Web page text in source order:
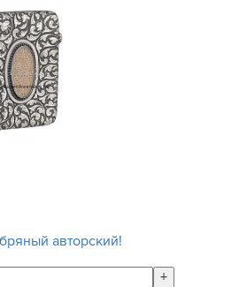
авторский!
+